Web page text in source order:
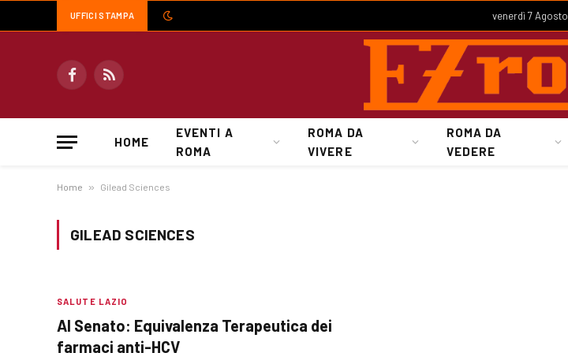
UFFICI STAMPA venerdì 7 Agosto
FacebookRSS
HOME
EVENTI A
ROMA
ROMA DA
VIVERE
ROMA DA
VEDERE
Home » Gilead Sciences
GILEAD SCIENCES
SALUTE LAZIO
Al Senato: Equivalenza Terapeutica dei
farmaci anti-HCV